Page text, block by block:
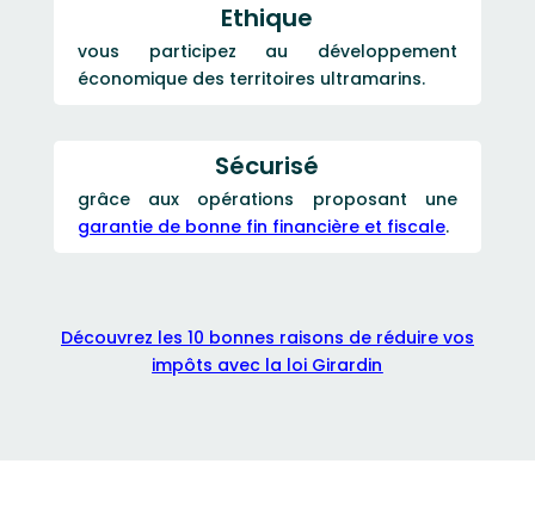
Ethique
vous participez au développement
économique des territoires ultramarins.
Sécurisé
grâce aux opérations proposant une
garantie de bonne fin financière et fiscale.
Découvrez les 10 bonnes raisons de réduire vos
impôts avec la loi Girardin